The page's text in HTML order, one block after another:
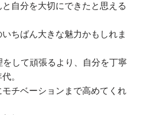
自分を大切にできたと思える
ちばん大きな魅力かもしれま
して頑張るより、自分を丁寧
。
チベーションまで高めてくれ